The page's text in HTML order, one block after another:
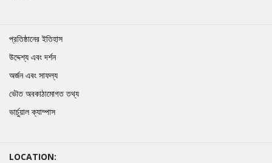
প্রতিষ্ঠানের ইতিহাস
উদ্দেশ্য এবং দর্শন
অর্জন এবং সাফল্য
ভৌত অবকাঠামোগত তথ্য
ভার্চুয়াল ক্যাম্পাস
LOCATION: